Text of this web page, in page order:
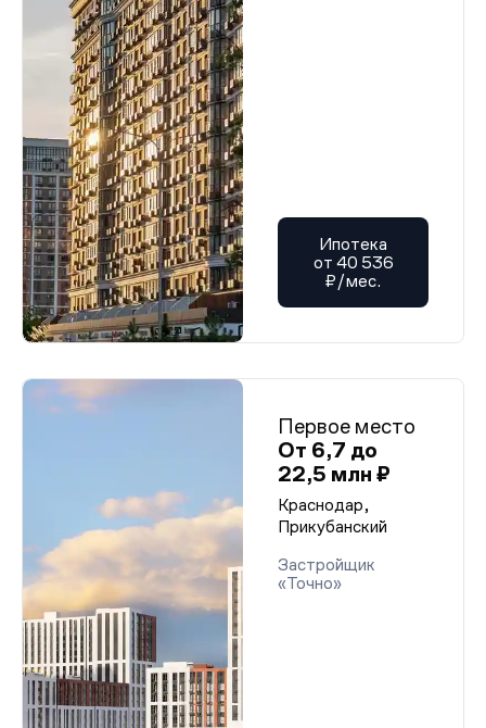
Ипотека
от 40 536
₽/мес.
Первое место
От 6,7 до
22,5 млн ₽
Краснодар,
Прикубанский
Застройщик
«Точно»